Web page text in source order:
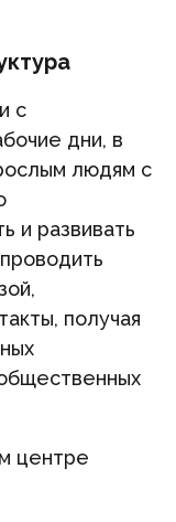
с
дни, в
людям с
и развивать
получая
центре